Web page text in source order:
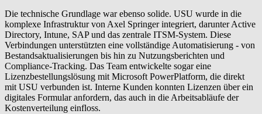
Die technische Grundlage war ebenso solide. USU wurde in die
komplexe Infrastruktur von Axel Springer integriert, darunter Active
Directory, Intune, SAP und das zentrale ITSM-System. Diese
Verbindungen unterstützten eine vollständige Automatisierung - von
Bestandsaktualisierungen bis hin zu Nutzungsberichten und
Compliance-Tracking. Das Team entwickelte sogar eine
Lizenzbestellungslösung mit Microsoft PowerPlatform, die direkt
mit USU verbunden ist. Interne Kunden konnten Lizenzen über ein
digitales Formular anfordern, das auch in die Arbeitsabläufe der
Kostenverteilung einfloss.